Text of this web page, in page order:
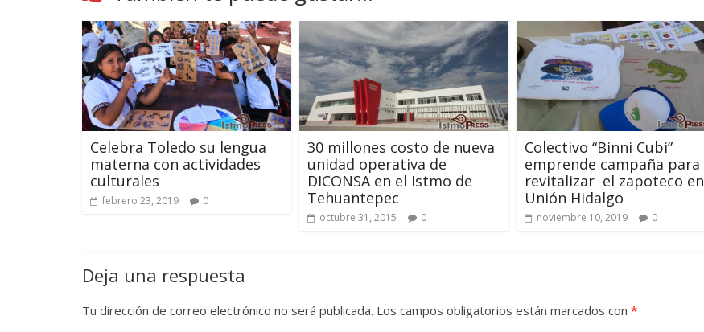
Celebra Toledo su lengua
materna con actividades
culturales
febrero 23, 2019 0
30 millones costo de nueva
unidad operativa de
DICONSA en el Istmo de
Tehuantepec
octubre 31, 2015 0
Colectivo “Binni Cubi”
emprende campaña para
revitalizar el zapoteco en
Unión Hidalgo
noviembre 10, 2019 0
Deja una respuesta
Tu dirección de correo electrónico no será publicada. Los campos obligatorios están marcados con *